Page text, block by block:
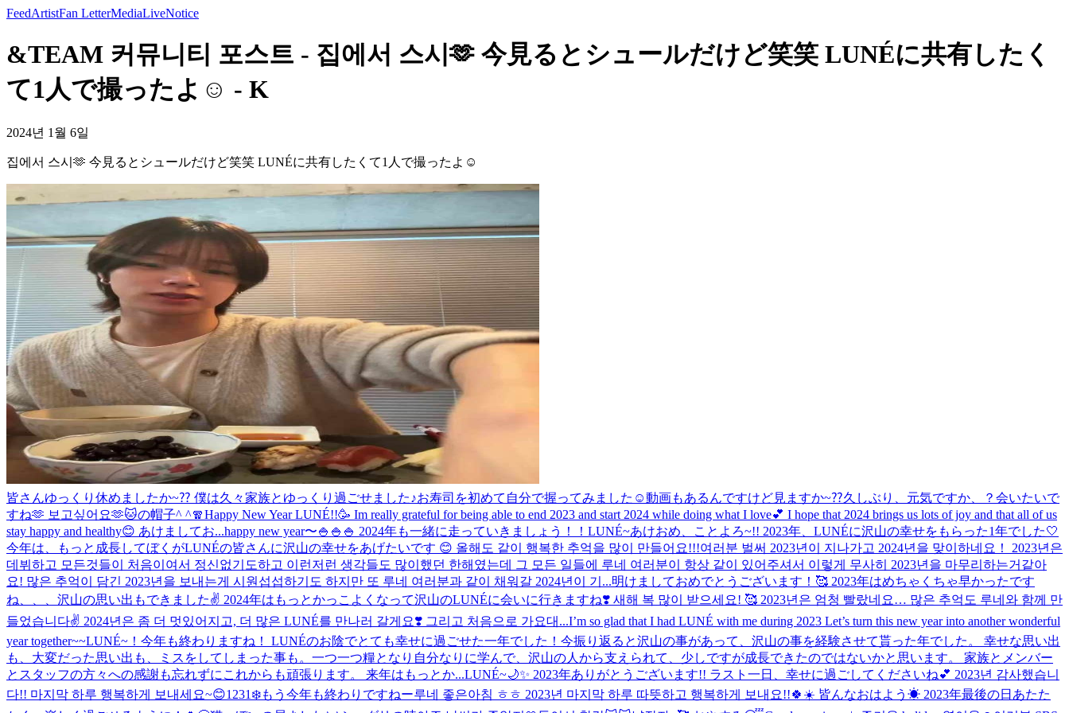
FeedArtistFan LetterMediaLiveNotice
&TEAM 커뮤니티 포스트 - 집에서 스시🫶 今見るとシュールだけど笑笑 LUNÉに共有したく
て1人で撮ったよ☺️ - K
2024년 1월 6일
집에서 스시🫶 今見るとシュールだけど笑笑 LUNÉに共有したくて1人で撮ったよ☺️
皆さんゆっくり休めましたか~⁇ 僕は久々家族とゆっくり過ごせました♪お寿司を初めて自分で握ってみました☺️動画もあるんですけど見ますか~⁇久しぶり、元気ですか、？会いたいで
すね🫶 보고싶어요🫶🐱の帽子^ ^🧣Happy New Year LUNÉ!!🥳 Im really grateful for being able to end 2023 and start 2024 while doing what I love💕 I hope that 2024 brings us lots of joy and that all of us
stay happy and healthy😊 あけましてお...happy new year〜🍚🍚🍚 2024年も一緒に走っていきましょう！！ LUNÉ~あけおめ、ことよろ~!! 2023年、LUNÉに沢山の幸せをもらった1年でした🤍
今年は、もっと成長してぼくがLUNÉの皆さんに沢山の幸せをあげたいです 😊 올해도 같이 행복한 추억을 많이 만들어요!!!여러분 벌써 2023년이 지나가고 2024년을 맞이하네요！ 2023년은
데뷔하고 모든것들이 처음이여서 정신없기도하고 이런저런 생각들도 많이했던 한해였는데 그 모든 일들에 루네 여러분이 항상 같이 있어주셔서 이렇게 무사히 2023년을 마무리하는거같아
요! 많은 추억이 담긴 2023년을 보내는게 시원섭섭하기도 하지만 또 루네 여러분과 같이 채워갈 2024년이 기...明けましておめでとうございます！🥰 2023年はめちゃくちゃ早かったです
ね、、、沢山の思い出もできました✌️ 2024年はもっとかっこよくなって沢山のLUNÉに会いに行きますね❣️ 새해 복 많이 받으세요! 🥰 2023년은 엄청 빨랐네요… 많은 추억도 루네와 함께 만
들었습니다✌️ 2024년은 좀 더 멋있어지고, 더 많은 LUNÉ를 만나러 갈게요❣️ 그리고 처음으로 가요대...I’m so glad that I had LUNÉ with me during 2023 Let’s turn this new year into another wonderful
year together~~LUNÉ~！今年も終わりますね！ LUNÉのお陰でとても幸せに過ごせた一年でした！今振り返ると沢山の事があって、沢山の事を経験させて貰った年でした。 幸せな思い出
も、大変だった思い出も、ミスをしてしまった事も。一つ一つ糧となり自分なりに学んで、沢山の人から支えられて、少しですが成長できたのではないかと思います。 家族とメンバー
とスタッフの方々への感謝も忘れずにこれからも頑張ります。 来年はもっとか...LUNÉ~🌙✨️ 2023年ありがとうございます!! ラスト一日、幸せに過ごしてくださいね💕︎ 2023년 감사했습니
다!! 마지막 하루 행복하게 보내세요~😊1231❄️もう今年も終わりですねー루네 좋은아침 ㅎㅎ 2023년 마지막 하루 따뜻하고 행복하게 보내요!!🍀☀️ 皆んなおはよう☀ 2023年最後の日あたた